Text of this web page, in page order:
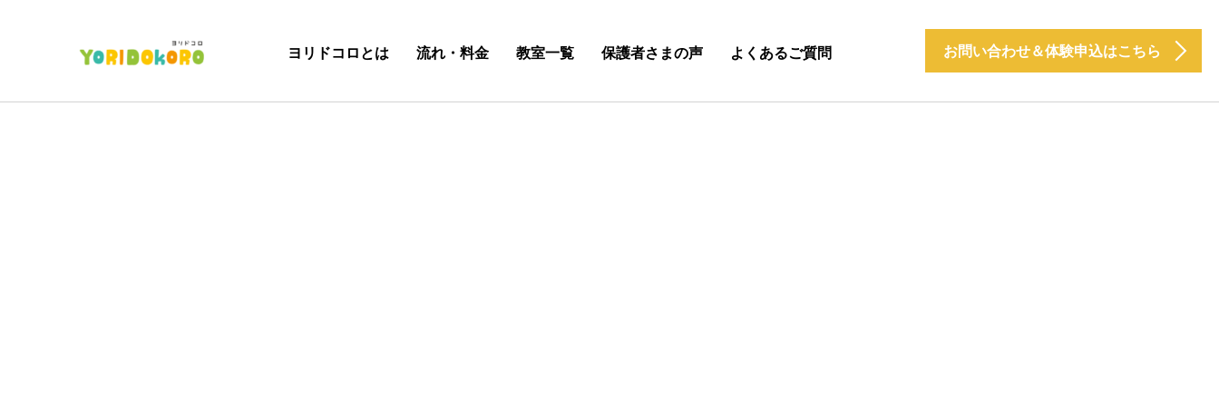
ヨリドコロとは 流れ・料金 教室一覧 保護者さまの声 よくあるご質問 お問い合わせ＆体験申込はこちら